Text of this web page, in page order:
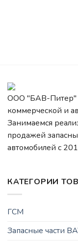
ООО "БАВ-Питер"
коммерческой и
Занимаемся
продажей
автомобилей c
КАТЕГОРИИ
ГСМ
Запасные части